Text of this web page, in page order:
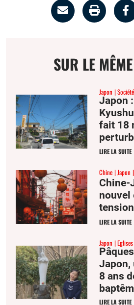
Partage
par
SUR LE
Japon Société
Japon
fait 18
LIRE LA SUITE
Chine Japon
Chine-
nouvel
tension
LIRE LA SUITE
Japon Eglises
Japon,
8 ans
LIRE LA SUITE